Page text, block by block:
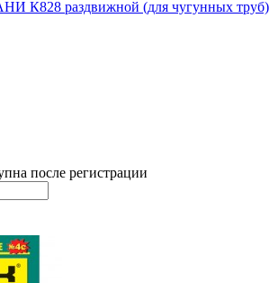
К828 раздвижной (для чугунных труб)
после регистрации